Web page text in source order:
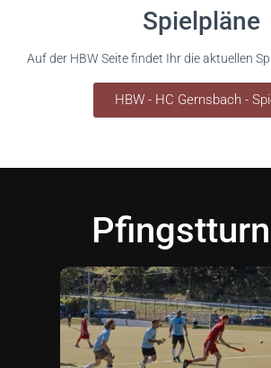
Spielpläne
Auf der HBW Seite findet Ihr die aktuellen
HBW - HC Gernsbach -